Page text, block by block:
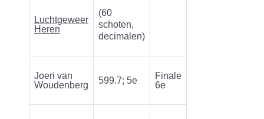
Luchtgeweer
Heren
(60
schoten,
decimalen)
Joeri van
Woudenberg
599.7; 5e
Finale
6e